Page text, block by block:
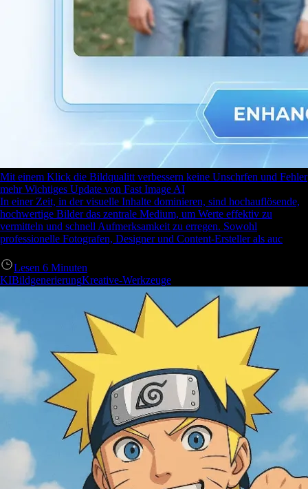
Mit einem Klick die Bildqualitt verbessern keine Unschrfen und Fehler
mehr Wichtiges Update von Fast Image AI
In einer Zeit, in der visuelle Inhalte dominieren, sind hochauflösende,
hochwertige Bilder das zentrale Medium, um Werte effektiv zu
vermitteln und schnell Aufmerksamkeit zu erregen. Sowohl
professionelle Fotografen, Designer und Content-Ersteller als auc
Lesen 6 Minuten
KIBildgenerierungKreative-Werkzeuge